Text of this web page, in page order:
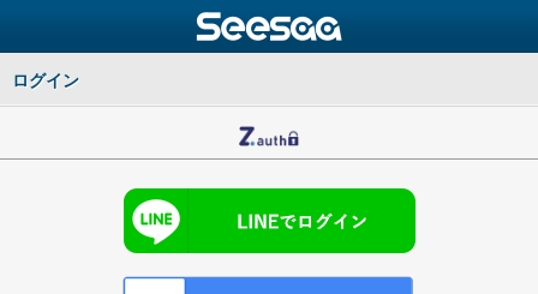
ログイン